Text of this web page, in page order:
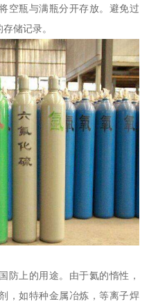
空瓶与满瓶分开存放。避免过
储记录。
防上的用途。由于氦的惰性，
，如特种金属冶炼，等离子焊